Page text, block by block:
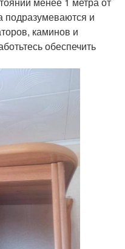
подразумеваются и
каминов и
обеспечить